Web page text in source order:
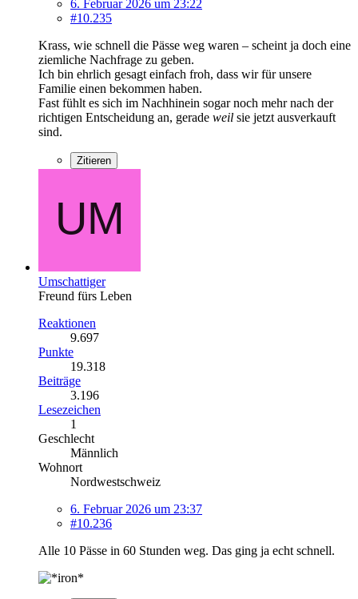
6. Februar 2026 um 23:22
#10.235
Krass, wie schnell die Pässe weg waren – scheint ja doch eine
ziemliche Nachfrage zu geben.
Ich bin ehrlich gesagt einfach froh, dass wir für unsere
Familie einen bekommen haben.
Fast fühlt es sich im Nachhinein sogar noch mehr nach der
richtigen Entscheidung an, gerade weil sie jetzt ausverkauft
sind.
Zitieren
Umschattiger
Freund fürs Leben
Reaktionen
9.697
Punkte
19.318
Beiträge
3.196
Lesezeichen
1
Geschlecht
Männlich
Wohnort
Nordwestschweiz
6. Februar 2026 um 23:37
#10.236
Alle 10 Pässe in 60 Stunden weg. Das ging ja echt schnell.